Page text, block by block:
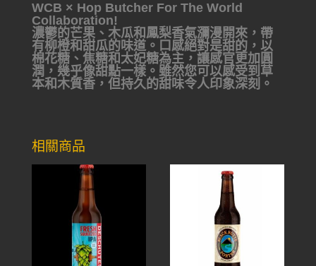
WCB × Hop Butcher For The World
Collaboration!
濃鬱的芒果、木瓜和鳳梨香氣瀰漫開來，帶
有柳橙和甜瓜的味道。口感絕對是甜的，以
棉花糖、焦糖和太妃糖為主，讓感官更加圓
潤，幾乎像甜點一樣。雖然您可以感受到草
本和木質香，但持久的甜味令人印象深刻。
相關商品